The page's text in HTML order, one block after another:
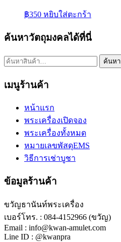
฿350 หยิบใส่ตะกร้า
ค้นหาวัตถุมงคลได้ที่นี่
ค้นหา: ค้นหา
เมนูร้านค้า
หน้าแรก
พระเครื่องเปิดจอง
พระเครื่องทั้งหมด
หมายเลขพัสดุEMS
วิธีการเช่าบูชา
ข้อมูลร้านค้า
ขวัญธานันท์พระเครื่อง
เบอร์โทร. : 084-4152966 (ขวัญ)
Email : info@kwan-amulet.com
Line ID : @kwanpra